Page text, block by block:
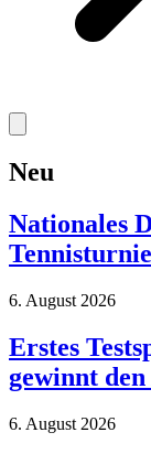
Neu
Nationales
6. August 2026
Erstes
gewinnt
6. August 2026